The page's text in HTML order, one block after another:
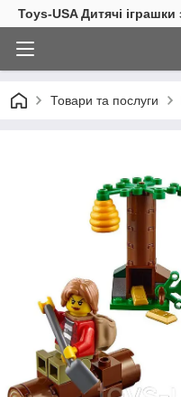
Toys-USA Дитячі
Товари та послуги